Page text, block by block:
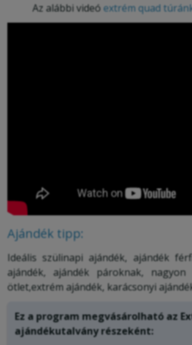
Az alábbi videóextrém quad
Ajándék tipp:
Ideális szülinapi ajándék, ajándék
ajándék, ajándék pároknak, nagyon
ötlet,extrém ajándék, karácsonyi
Ez a program megvásárolható az
ajándékutalvány részeként: